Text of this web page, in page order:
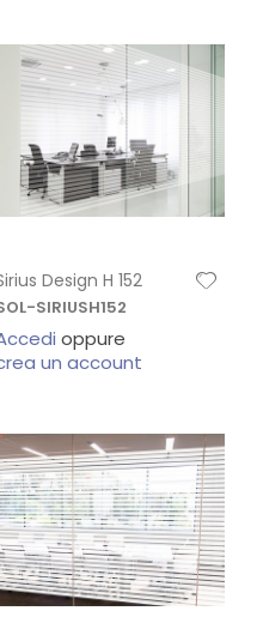
Design H 152
SIRIUSH152
oppure
un account